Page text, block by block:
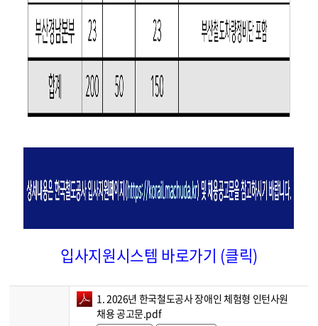
입사지원시스템 바로가기 (클릭)
1. 2026년 한국철도공사 장애인 체험형 인턴사원
채용 공고문.pdf